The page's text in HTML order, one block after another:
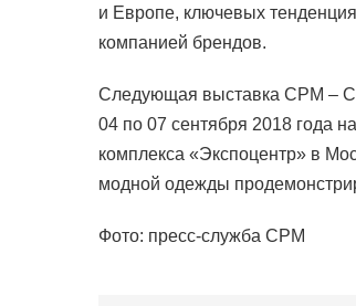
и Европе, ключевых
компанией брендов.
Следующая выставка CPM –
04 по 07 сентября 2018 года
комплекса «Экспоцентр» в
модной одежды
Фото: пресс-служба CPM